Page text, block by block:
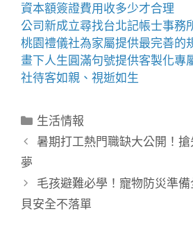
資本額簽證費用 收多少才合理
公司新成立尋找台北記帳士事務
桃園禮儀社為家屬提供最完善的
畫下人生圓滿句號提供客製化專
社待客如親、視逝如生
分
類
生活情報
暑期打工熱門職缺大公開！
夢
毛孩避難必學！寵物防災準
貝安全不落單